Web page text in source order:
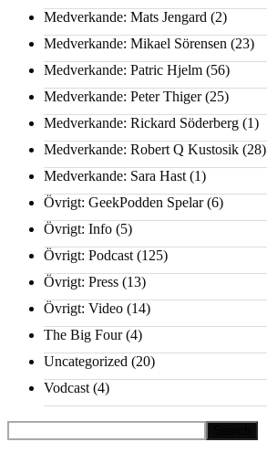
Medverkande: Mats Jengard (2)
Medverkande: Mikael Sörensen (23)
Medverkande: Patric Hjelm (56)
Medverkande: Peter Thiger(25)
Medverkande: Rickard Söderberg (1)
Medverkande: Robert Q Kustosik (28)
Medverkande: Sara Hast (1)
Övrigt: GeekPodden Spelar(6)
Övrigt: Info (5)
Övrigt: Podcast (125)
Övrigt: Press (13)
Övrigt: Video (14)
The Big Four(4)
Uncategorized (20)
Vodcast (4)